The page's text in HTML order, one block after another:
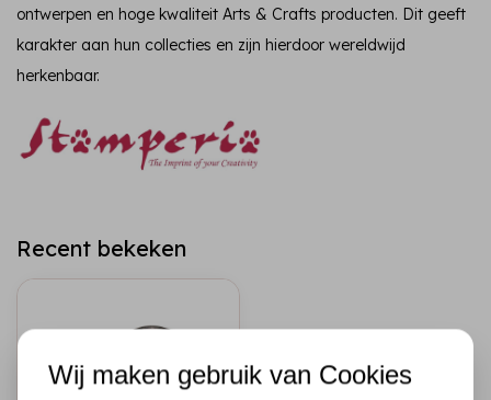
ontwerpen en hoge kwaliteit Arts & Crafts producten. Dit geeft
karakter aan hun collecties en zijn hierdoor wereldwijd
herkenbaar.
Recent bekeken
Wij maken gebruik van Cookies